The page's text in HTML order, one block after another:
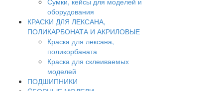
оборудования
КРАСКИ ДЛЯ ЛЕКСАНА,
ПОЛИКАРБОНАТА И АКРИЛОВЫЕ
Краска для лексана,
поликорбаната
Краска для склеиваемых
моделей
ПОДШИПНИКИ